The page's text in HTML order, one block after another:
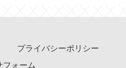
プライバシーポリシー
フォーム